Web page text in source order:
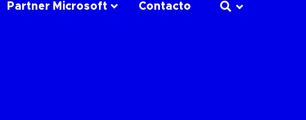
Partner Microsoft Contacto